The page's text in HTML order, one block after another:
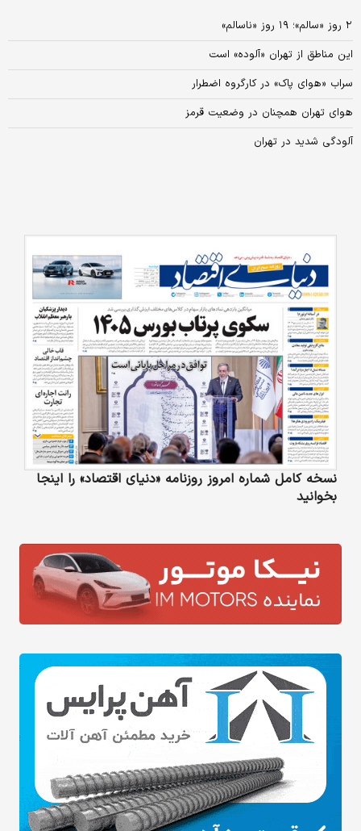
این مناطق از تهران «آلوده» است
سراب «هوای پاک» در کارگروه اضطرار
هوای تهران همچنان در وضعیت قرمز
آلودگی شدید در تهران
نسخه کامل شماره امروز روزنامه «دنیای‌ اقتصاد» را اینجا
بخوانید